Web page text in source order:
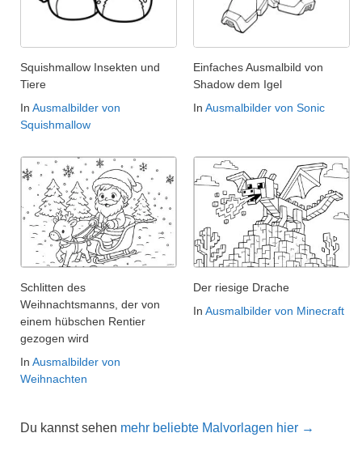
Squishmallow Insekten und
Tiere
In Ausmalbilder von
Squishmallow
Einfaches Ausmalbild von
Shadow dem Igel
In Ausmalbilder von Sonic
Schlitten des
Weihnachtsmanns, der von
einem hübschen Rentier
gezogen wird
In Ausmalbilder von
Weihnachten
Der riesige Drache
In Ausmalbilder von Minecraft
Du kannst sehen mehr beliebte Malvorlagen hier →